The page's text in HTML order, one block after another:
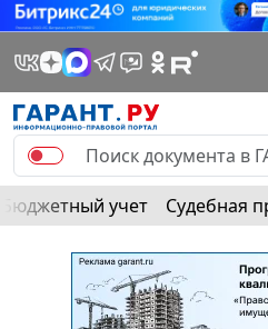
Бюджетный учет Судебная